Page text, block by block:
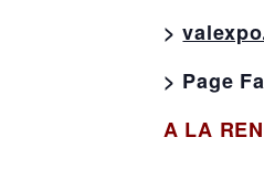
>
> Page
A LA